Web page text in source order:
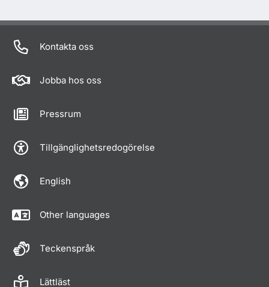
Kontakta oss
Jobba hos oss
Pressrum
Tillgänglighetsredogörelse
English
Other languages
Teckenspråk
Lättläst